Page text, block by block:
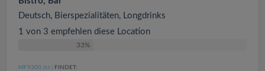
Deutsch, Bierspezialitäten, Longdrinks
1 von 3 empfehlen diese Location
33%
MF9300 (54 ) FINDET: